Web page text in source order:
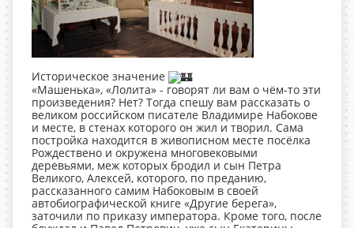
Историческое значение
«Машенька», «Лолита» - говорят ли вам о чём-то эти
произведения? Нет? Тогда спешу вам рассказать о
великом российском писателе Владимире Набокове
и месте, в стенах которого он жил и творил. Сама
постройка находится в живописном месте посёлка
Рождествено и окружена многовековыми
деревьями, меж которых бродил и сын Петра
Великого, Алексей, которого, по преданию,
рассказанного самим Набоковым в своей
автобиографической книге «Другие берега»,
заточили по приказу императора. Кроме того, после